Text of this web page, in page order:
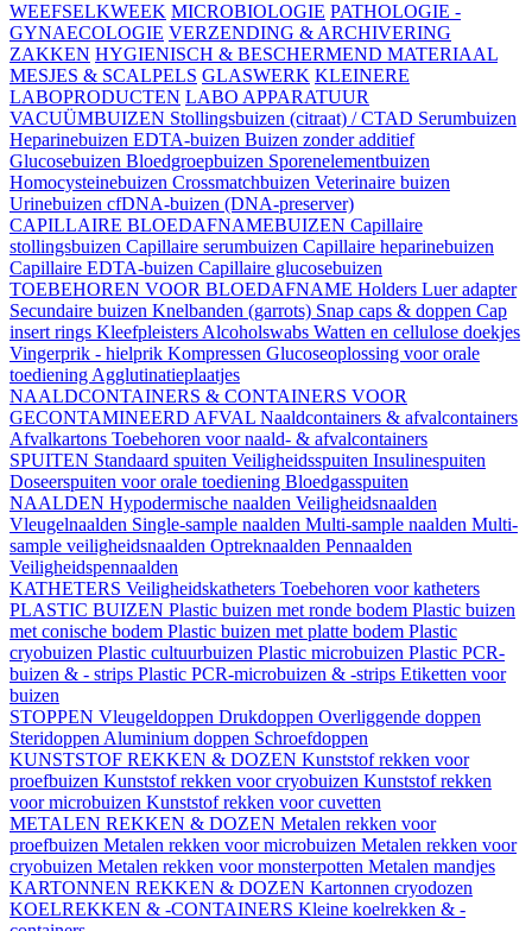
WEEFSELKWEEK MICROBIOLOGIE PATHOLOGIE -
GYNAECOLOGIE VERZENDING & ARCHIVERING
ZAKKEN HYGIENISCH & BESCHERMEND MATERIAAL
MESJES & SCALPELS GLASWERK KLEINERE
LABOPRODUCTEN LABO APPARATUUR
VACUÜMBUIZEN Stollingsbuizen (citraat) / CTAD Serumbuizen
Heparinebuizen EDTA-buizen Buizen zonder additief
Glucosebuizen Bloedgroepbuizen Sporenelementbuizen
Homocysteinebuizen Crossmatchbuizen Veterinaire buizen
Urinebuizen cfDNA-buizen (DNA-preserver)
CAPILLAIRE BLOEDAFNAMEBUIZEN Capillaire
stollingsbuizen Capillaire serumbuizen Capillaire heparinebuizen
Capillaire EDTA-buizen Capillaire glucosebuizen
TOEBEHOREN VOOR BLOEDAFNAME Holders Luer adapter
Secundaire buizen Knelbanden (garrots) Snap caps & doppen Cap
insert rings Kleefpleisters Alcoholswabs Watten en cellulose doekjes
Vingerprik - hielprik Kompressen Glucoseoplossing voor orale
toediening Agglutinatieplaatjes
NAALDCONTAINERS & CONTAINERS VOOR
GECONTAMINEERD AFVAL Naaldcontainers & afvalcontainers
Afvalkartons Toebehoren voor naald- & afvalcontainers
SPUITEN Standaard spuiten Veiligheidsspuiten Insulinespuiten
Doseerspuiten voor orale toediening Bloedgasspuiten
NAALDEN Hypodermische naalden Veiligheidsnaalden
Vleugelnaalden Single-sample naalden Multi-sample naalden Multi-
sample veiligheidsnaalden Optreknaalden Pennaalden
Veiligheidspennaalden
KATHETERS Veiligheidskatheters Toebehoren voor katheters
PLASTIC BUIZEN Plastic buizen met ronde bodem Plastic buizen
met conische bodem Plastic buizen met platte bodem Plastic
cryobuizen Plastic cultuurbuizen Plastic microbuizen Plastic PCR-
buizen & - strips Plastic PCR-microbuizen & -strips Etiketten voor
buizen
STOPPEN Vleugeldoppen Drukdoppen Overliggende doppen
Steridoppen Aluminium doppen Schroefdoppen
KUNSTSTOF REKKEN & DOZEN Kunststof rekken voor
proefbuizen Kunststof rekken voor cryobuizen Kunststof rekken
voor microbuizen Kunststof rekken voor cuvetten
METALEN REKKEN & DOZEN Metalen rekken voor
proefbuizen Metalen rekken voor microbuizen Metalen rekken voor
cryobuizen Metalen rekken voor monsterpotten Metalen mandjes
KARTONNEN REKKEN & DOZEN Kartonnen cryodozen
KOELREKKEN & -CONTAINERS Kleine koelrekken & -